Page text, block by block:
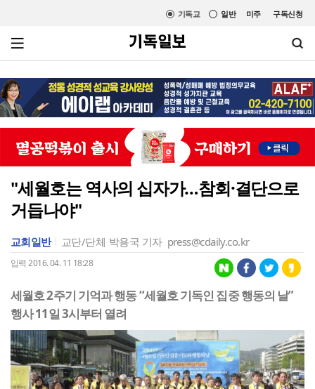
미주 구독신청
일반
기독교
"세월호는 역사의 십자가…참회·결단으로
거듭나야"
교회일반 교단/단체 박용국 기자 press@cdaily.co.kr
입력 2016. 04. 11 18:28
세월호 2주기 기억과 행동 “세월호 기독인 집중 행동의 날”
행사 11일 3시부터 열려